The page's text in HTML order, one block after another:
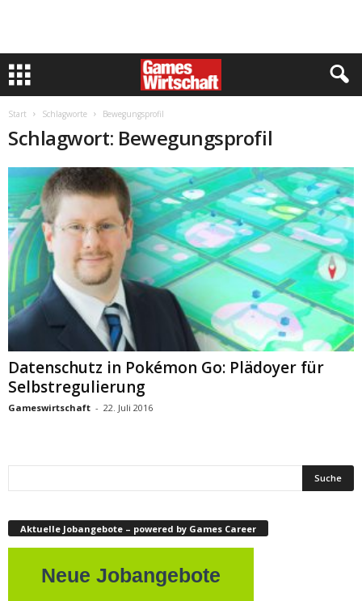
Start Schlagworte Bewegungsprofil
Schlagwort: Bewegungsprofil
Datenschutz in Pokémon Go: Plädoyer für
Selbstregulierung
Gameswirtschaft - 22. Juli 2016
Aktuelle Jobangebote – powered by Games Career